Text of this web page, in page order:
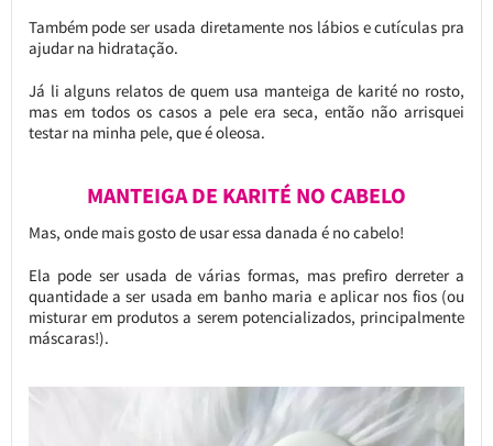
Também pode ser usada diretamente nos lábios e cutículas pra
ajudar na hidratação.
Já li alguns relatos de quem usa manteiga de karité no rosto,
mas em todos os casos a pele era seca, então não arrisquei
testar na minha pele, que é oleosa.
MANTEIGA DE KARITÉ NO CABELO
Mas, onde mais gosto de usar essa danada é no cabelo!
Ela pode ser usada de várias formas, mas prefiro derreter a
quantidade a ser usada em banho maria e aplicar nos fios (ou
misturar em produtos a serem potencializados, principalmente
máscaras!).